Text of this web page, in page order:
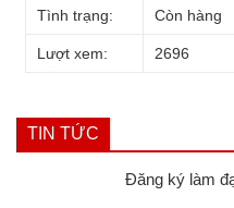
Tình trạng: Còn hàng
Lượt xem: 2696
TIN TỨC
Đăng ký làm